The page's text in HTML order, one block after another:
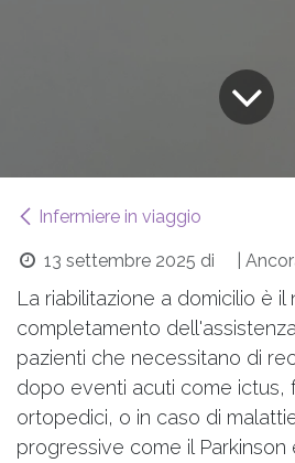
Infermiere in viaggio
13 settembre 2025 di |
La riabilitazione a domicilio è il
completamento
pazienti che necessitano di
dopo eventi acuti come ictus,
ortopedici, o in caso di
progressive come il Parkinson